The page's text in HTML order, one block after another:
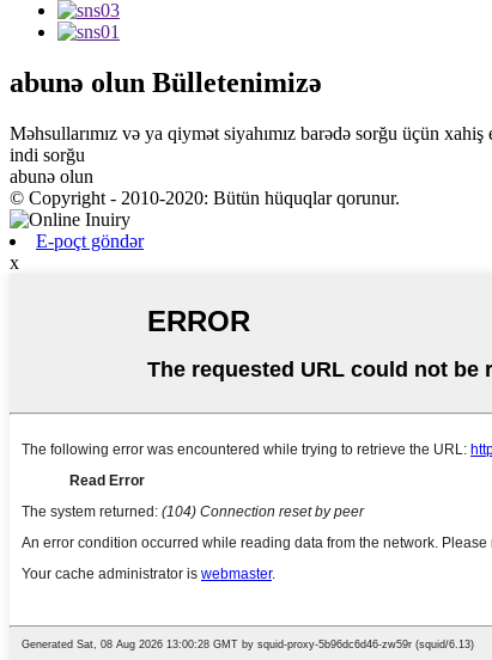
abunə olun Bülletenimizə
Məhsullarımız və ya qiymət siyahımız barədə sorğu üçün
indi sorğu
abunə olun
© Copyright - 2010-2020: Bütün hüquqlar qorunur.
E-poçt göndər
x